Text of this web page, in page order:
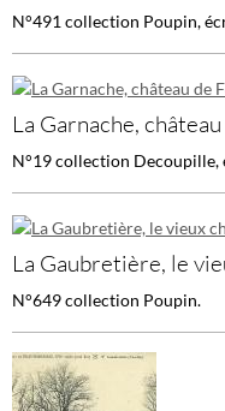
N°491 collection Poupin,
La Garnache,
N°19 collection Decoupille,
La Gaubretière, le
N°649 collection Poupin.